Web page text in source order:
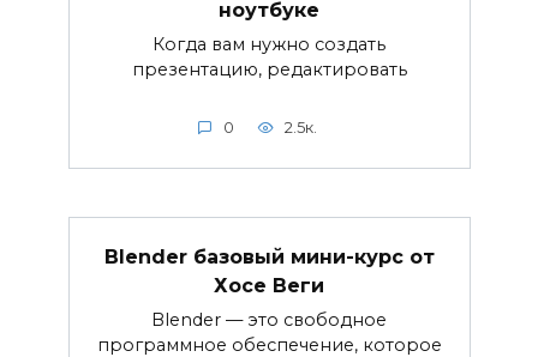
ноутбуке
Когда вам нужно создать
презентацию, редактировать
0 2.5к.
Blender базовый мини-курс от
Хосе Веги
Blender — это свободное
программное обеспечение, которое